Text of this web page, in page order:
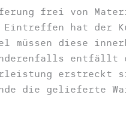
frei von
hat der
müssen diese
entfällt
erstreckt
die gelieferte